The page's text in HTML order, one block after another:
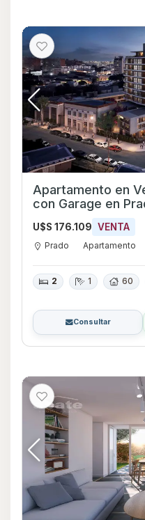
Apartamento en
con Garage en
U$S 176.109 VENTA
Prado Apartamento
2 1 60
Consultar